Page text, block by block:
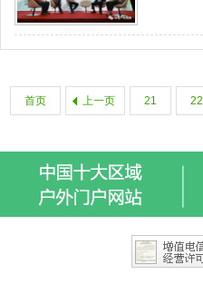
首页 上一页 21 22